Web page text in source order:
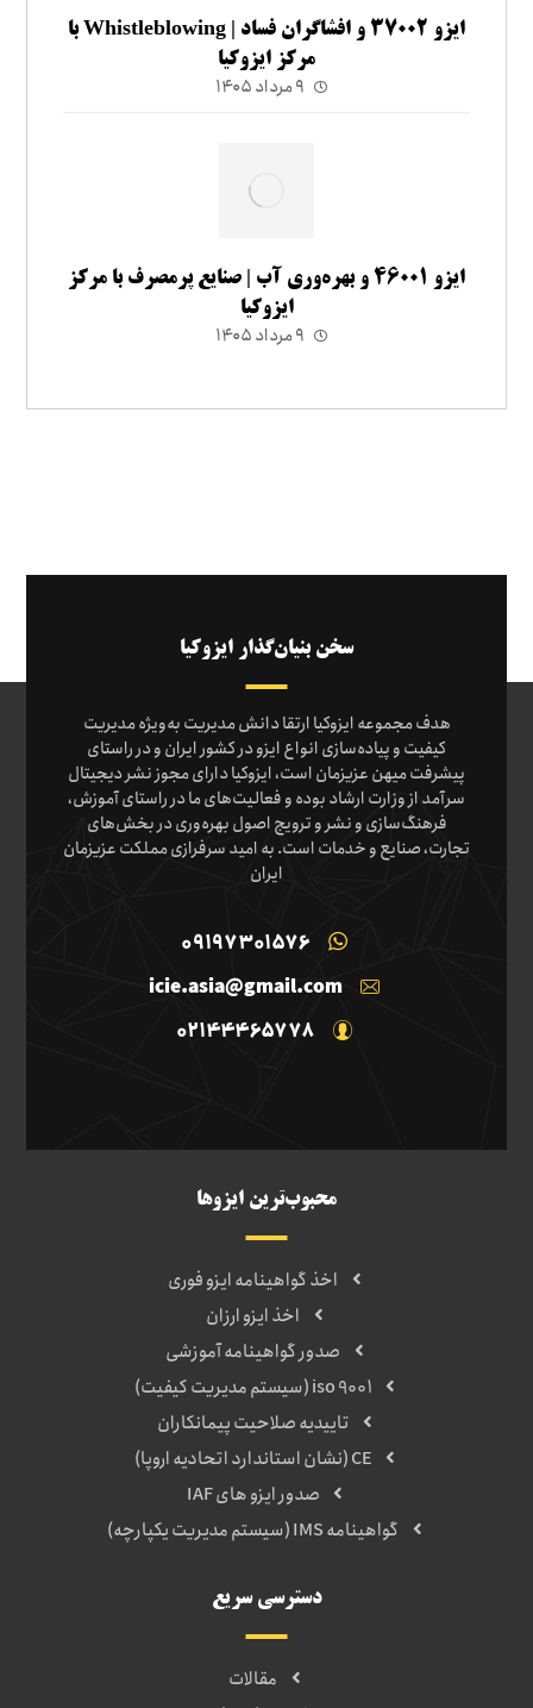
ایزو ۳۷۰۰۲ و افشاگران فساد | Whistleblowing با
مرکز ایزوکیا
۹ مرداد ۱۴۰۵
ایزو ۴۶۰۰۱ و بهره‌وری آب | صنایع پرمصرف با مرکز
ایزوکیا
۹ مرداد ۱۴۰۵
سخن بنیان‌گذار ایزوکیا
هدف مجموعه ایزوکیا ارتقا دانش مدیریت به‌ویژه مدیریت
کیفیت و پیاده‌سازی انواع ایزو در کشور ایران و در راستای
پیشرفت میهن عزیزمان است، ایزوکیا دارای مجوز نشر دیجیتال
سرآمد از وزارت ارشاد بوده و فعالیت‌های ما در راستای آموزش،
فرهنگ‌سازی و نشر و ترویج اصول بهره‌وری در بخش‌های
تجارت، صنایع و خدمات است. به امید سرفرازی مملکت عزیزمان
ایران
09197301576
icie.asia@gmail.com
02144465778
محبوب‌ترین ایزوها
اخذ گواهینامه ایزو فوری
اخذ ایزو ارزان
صدور گواهینامه آموزشی
iso 9001 (سیستم مدیریت کیفیت)
تاییدیه صلاحیت پیمانکاران
CE (نشان استاندارد اتحادیه اروپا)
صدور ایزو های IAF
گواهینامه IMS (سیستم مدیریت یکپارچه)
دسترسی سریع
مقالات